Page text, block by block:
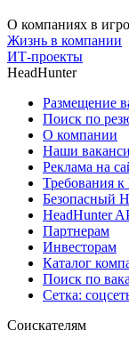
О компаниях в
Жизнь в компании
ИТ-проекты
HeadHunter
Размещение
Поиск по
О компании
Наши
Реклама на
Требования
Безопасный
HeadHunter
Партнерам
Инвесторам
Каталог
Поиск по
Сетка:
Соискателям